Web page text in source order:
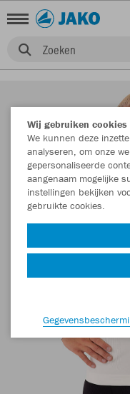
Zoeken
Wij gebruiken cookies
We kunnen deze
analyseren, om onze
gepersonaliseerde
aangenaam mogelijke
instellingen bekijken
gebruikte cookies.